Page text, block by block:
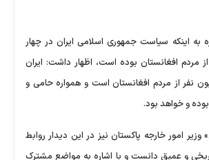
به اینکه سیاست جمهوری اسلامی ایران در چهار
مردم افغانستان بوده است، اظهار داشت: ایران
حدود ۴ میلیون نفر از مردم افغانستان است و همواره حامی و
و خواهد بود.
امور خارجه پاکستان نیز در این دیدار روابط
و عمیق دانست و با اشاره به مواضع مشترک